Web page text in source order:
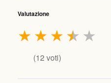
Valutazione
★
★
★
★
★
(12 voti)